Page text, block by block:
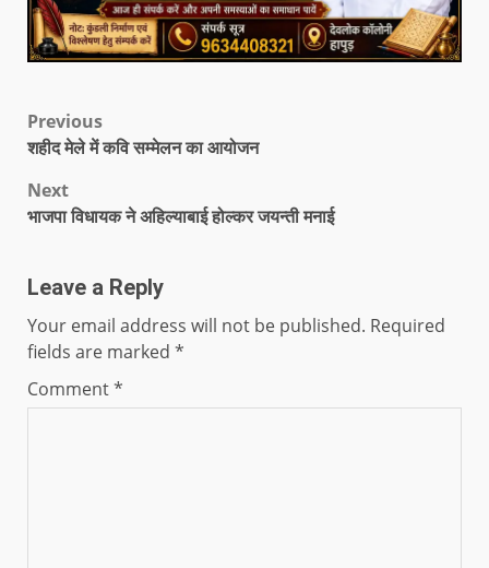
Previous
शहीद मेले में कवि सम्मेलन का आयोजन
Next
भाजपा विधायक ने अहिल्याबाई होल्कर जयन्ती मनाई
Leave a Reply
Your email address will not be published. Required
fields are marked *
Comment*